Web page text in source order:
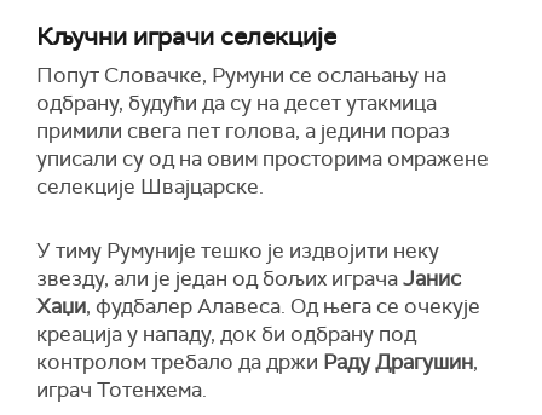
Кључни играчи селекције
Попут Словачке, Румуни се ослањању на
одбрану, будући да су на десет утакмица
примили свега пет голова, а једини пораз
уписали су од на овим просторима омражене
селекције Швајцарске.
У тиму Румуније тешко је издвојити неку
звезду, али је један од бољих играчаЈанис
Хаџи, фудбалер Алавеса. Од њега се очекује
креација у нападу, док би одбрану под
контролом требало да држи Раду Драгушин,
играч Тотенхема.